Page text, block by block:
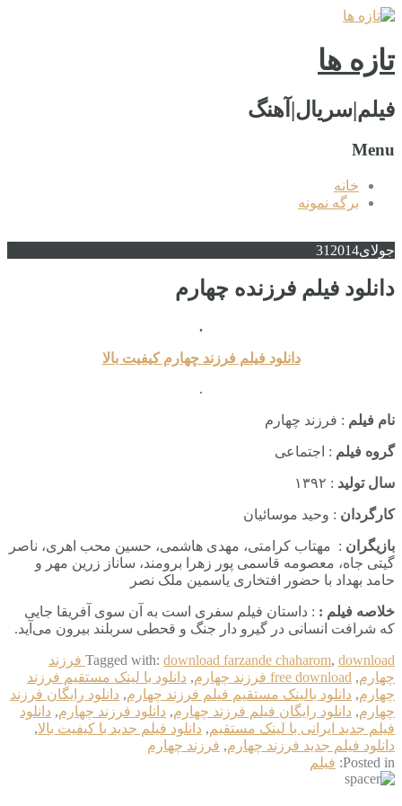
تازه ها
فیلم|سریال|آهنگ
Menu
خانه
برگه نمونه
جولای 31 2014
دانلود فیلم فرزنده چهارم
.
دانلود فیلم فرزند چهارم کیفیت بالا
.
نام فیلم : فرزند چهارم
گروه فیلم : اجتماعی
سال تولید : ۱۳۹۲
کارگردان : وحید موسائیان
بازیگران : مهتاب کرامتی، مهدی هاشمی، حسین محب اهری، ناصر
گیتی جاه، معصومه قاسمی پور زهرا برومند، ساناز زرین مهر و
حامد بهداد با حضور افتخاری یاسمین ملک نصر
خلاصه فیلم : : داستان فیلم سفری است به آن سوی آفریقا جایی
که شرافت انسانی در گیرو دار جنگ و قحطی سربلند بیرون می‌آید.
Tagged with: download farzande chaharom,
download فرزند
چهارم, free download فرزند چهارم , دانلود با لینک مستقیم فرزند
چهارم, دانلود بالینک مستقیم فیلم فرزند چهارم, دانلود رایگان فرزند
چهارم, دانلود رایگان فیلم فرزند چهارم, دانلود فرزند چهارم, دانلود
فیلم جدید ایرانی با لینک مستقیم, دانلود فیلم جدید با کیفیت بالا,
دانلود فیلم جدید فرزند چهارم, فرزند چهارم
Posted in: فیلم